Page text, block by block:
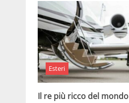
Esteri
Il re più ricco del mondo